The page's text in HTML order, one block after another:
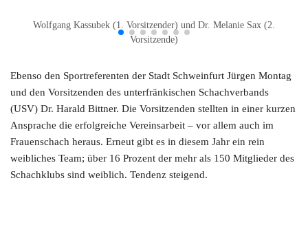
Wolfgang Kassubek (1. Vorsitzender) und Dr. Melanie Sax (2.
Vorsitzende)
Ebenso den Sportreferenten der Stadt Schweinfurt Jürgen Montag
und den Vorsitzenden des unterfränkischen Schachverbands
(USV) Dr. Harald Bittner. Die Vorsitzenden stellten in einer kurzen
Ansprache die erfolgreiche Vereinsarbeit – vor allem auch im
Frauenschach heraus. Erneut gibt es in diesem Jahr ein rein
weibliches Team; über 16 Prozent der mehr als 150 Mitglieder des
Schachklubs sind weiblich. Tendenz steigend.